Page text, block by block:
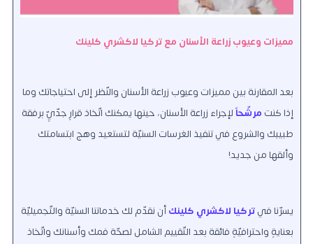
مميزات وعيوب زراعة الأسنان مع تركيا لاكشري كلينك
بعد المقارنة بين مميزات وعيوب زراعة الأسنان والنّظر إلى احتياجاتك وما
إذا كنت مرشّحاًلإجراء زراعة الأسنان، حينها يمكنك اتّخاذ قرارٍ جدّيٍّ برفقة
طبيبك والشروع في تنفيذ الغرسات السنيّة لتستعيد وهج ابتسامتك
وألقها من جديد!
يسرّنا فيتركيا لاكشري كلينكأن نقدّم لك خدماتنا السنيّة والتّجميليّة
بعنايةٍ واحترافيّةٍ فائقة بعد التّقييم الشامل لصحّة فمك وأسنانك واتّخاذ